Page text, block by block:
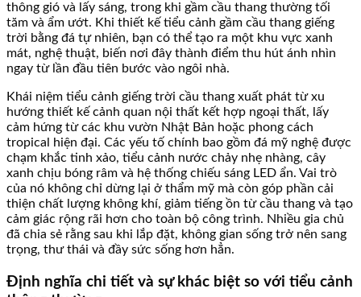
thông gió và lấy sáng, trong khi gầm cầu thang thường tối
tăm và ẩm ướt. Khi thiết kế tiểu cảnh gầm cầu thang giếng
trời bằng đá tự nhiên, bạn có thể tạo ra một khu vực xanh
mát, nghệ thuật, biến nơi đây thành điểm thu hút ánh nhìn
ngay từ lần đầu tiên bước vào ngôi nhà.
Khái niệm tiểu cảnh giếng trời cầu thang xuất phát từ xu
hướng thiết kế cảnh quan nội thất kết hợp ngoại thất, lấy
cảm hứng từ các khu vườn Nhật Bản hoặc phong cách
tropical hiện đại. Các yếu tố chính bao gồm đá mỹ nghệ được
chạm khắc tinh xảo, tiểu cảnh nước chảy nhẹ nhàng, cây
xanh chịu bóng râm và hệ thống chiếu sáng LED ẩn. Vai trò
của nó không chỉ dừng lại ở thẩm mỹ mà còn góp phần cải
thiện chất lượng không khí, giảm tiếng ồn từ cầu thang và tạo
cảm giác rộng rãi hơn cho toàn bộ công trình. Nhiều gia chủ
đã chia sẻ rằng sau khi lắp đặt, không gian sống trở nên sang
trọng, thư thái và đầy sức sống hơn hẳn.
Định nghĩa chi tiết và sự khác biệt so với tiểu cảnh